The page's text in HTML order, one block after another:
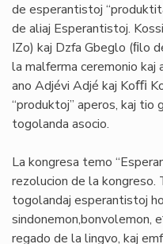
de esperantistoj
de aliaj Esperantistoj.
IZo) kaj Dzfa Gbeglo (ﬁlo
la malferma ceremonio kaj
ano Adjévi Adjé kaj Koﬃ
“produktoj” aperos, kaj
togolanda asocio.
La kongresa temo
rezolucion de la
togolandaj esperantistoj
sindonemon,bonvolemon,
regado de la lingvo, kaj